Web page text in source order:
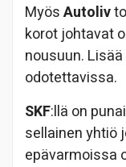
MyösAutoliv
korot johtavat
nousuun.
odotettavissa.
SKF:llä on
sellainen yhtiö
epävarmoissa